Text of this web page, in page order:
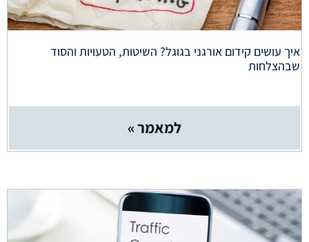
איך עושים קידום אורגני בגוגל? השיטות, הטעויות והסוד
שבהצלחות
למאמר »